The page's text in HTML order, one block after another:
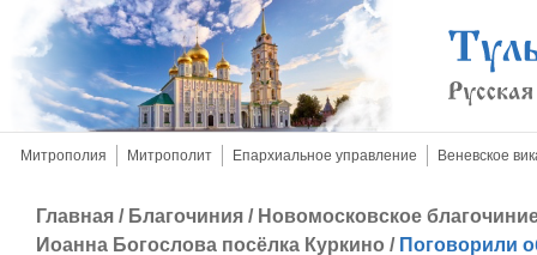
Митрополия Митрополит Епархиальное управление Веневское
Главная / Благочиния / Новомосковское
Иоанна Богослова посёлка Куркино / Поговорили